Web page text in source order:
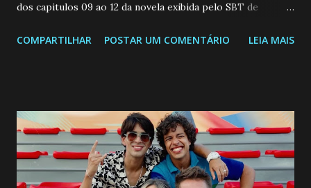
dos capitulos 09 ao 12 da novela exibida pelo SBT de
a Programação Semanal do SBT de 08/06/26 a 14/06/26
confessa a Gabriel que ele demonstrou ser o tipo de
pessoa que ela tanto desejou durante toda a vida. Camila
entra no quarto de Gabriel e imagina como seria o
encontro deles, quando conseguir seduzi-lo. Manuel avisa a
COMPARTILHAR POSTAR UM COMENTÁRIO LEIA MAIS